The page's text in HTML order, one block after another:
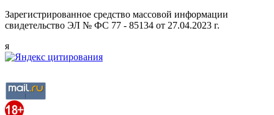
Зарегистрированное средство массовой информации
свидетельство ЭЛ № ФС 77 - 85134 от 27.04.2023 г.
я